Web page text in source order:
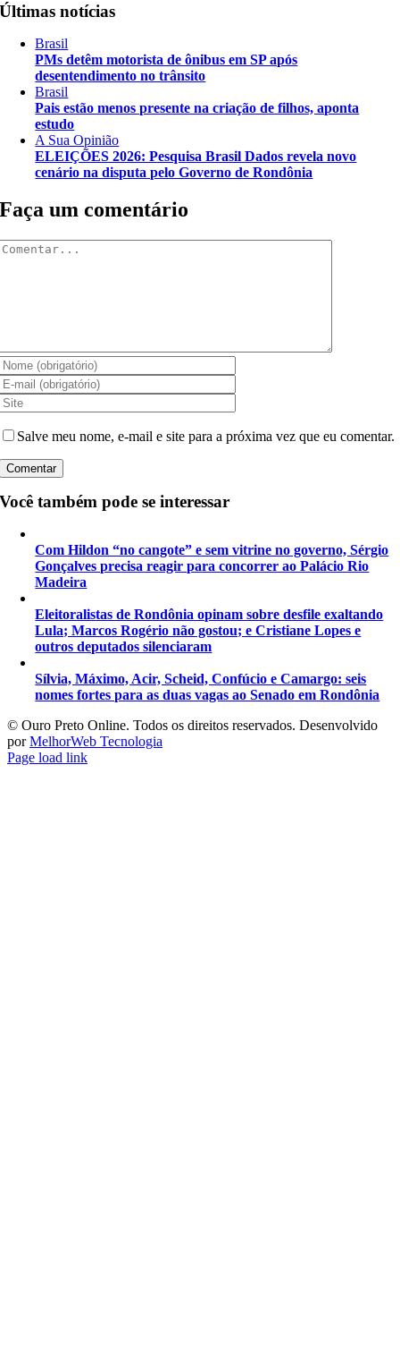
Últimas notícias
Brasil
PMs detêm motorista de ônibus em SP após
desentendimento no trânsito
Brasil
Pais estão menos presente na criação de filhos, aponta
estudo
A Sua Opinião
ELEIÇÕES 2026: Pesquisa Brasil Dados revela novo
cenário na disputa pelo Governo de Rondônia
Faça um comentário
Salve meu nome, e-mail e site para a próxima vez que eu comentar.
Você também pode se interessar
Com Hildon “no cangote” e sem vitrine no governo, Sérgio
Gonçalves precisa reagir para concorrer ao Palácio Rio
Madeira
Eleitoralistas de Rondônia opinam sobre desfile exaltando
Lula; Marcos Rogério não gostou; e Cristiane Lopes e
outros deputados silenciaram
Sílvia, Máximo, Acir, Scheid, Confúcio e Camargo: seis
nomes fortes para as duas vagas ao Senado em Rondônia
©️ Ouro Preto Online. Todos os direitos reservados. Desenvolvido
porMelhorWeb Tecnologia
Page load link